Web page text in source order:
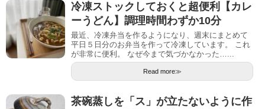
冷凍ストックしておくと超便利【カレ
ーうどん】調理時間わずか10分
最近、冷凍弁当を作るようになり、週末にまとめて
平日５日分のお弁当を作って冷凍しています。 これ
が非常に便利。 なぜ今まで気づかなかった…...
Read more≫
茶碗蒸しを「ス」が立たないように作